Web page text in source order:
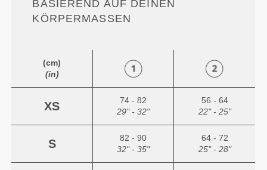
ASIEREND AUF DEINEN K
ÖRPERMASSEN
(cm)
(in)
XS
74 - 82
29" - 32"
56 - 64
22" - 25"
S
82 - 90
32" - 35"
64 - 72
25" - 28"